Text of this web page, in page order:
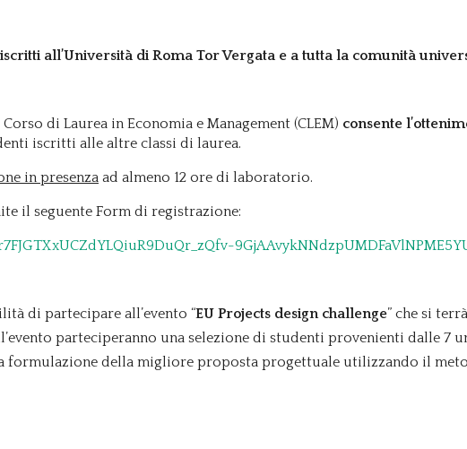
all’Università di Roma Tor Vergata e a tutta la comunità
di Laurea in Economia e Management (CLEM) consente
iscritti alle altre classi di laurea.
in presenza ad almeno 12 ore di laboratorio.
il seguente Form di registrazione:
di partecipare all’evento “EU Projects design challenge” che si
parteciperanno una selezione di studenti provenienti dalle 7
formulazione della migliore proposta progettuale utilizzando il